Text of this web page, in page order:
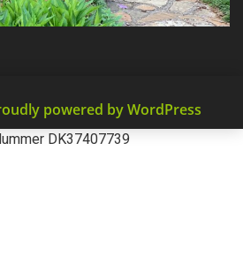
powered by WordPress
DK37407739